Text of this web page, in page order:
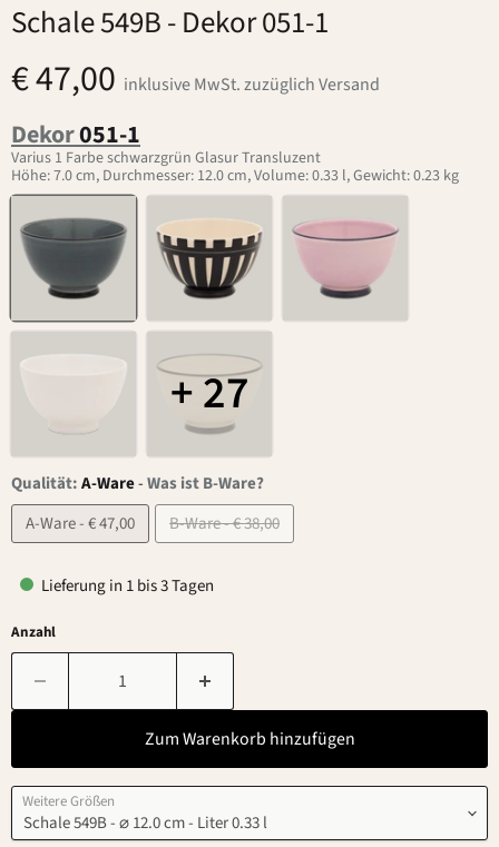
Schale 549B- Dekor 051-1
€ 47,00 inklusive MwSt. zuzüglich Versand
Dekor051-1
Varius 1 Farbe schwarzgrün Glasur Transluzent
Höhe: 7.0 cm, Durchmesser: 12.0 cm, Volume: 0.33 l, Gewicht: 0.23 kg
+ 27
Qualität:A-Ware-Was ist B-Ware?
A-Ware - € 47,00
B-Ware - € 38,00
Lieferung in 1 bis 3 Tagen
Anzahl
Zum Warenkorb hinzufügen
Weitere Größen